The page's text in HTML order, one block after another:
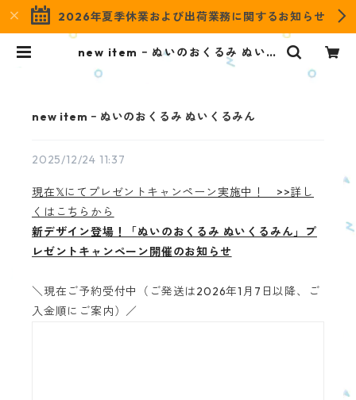
2026年夏季休業および出荷業務に関するお知らせ
new item ｰ ぬいのおくるみ ぬいく
るみん | OZaKKa（オザッカ） off
new item ｰ ぬいのおくるみ ぬいくるみん
2025/12/24 11:37
現在𝕏にてプレゼントキャンペーン実施中！ >>詳し
くはこちらから
新デザイン登場！「ぬいのおくるみ ぬいくるみん」プ
レゼントキャンペーン開催のお知らせ
＼現在ご予約受付中（ご発送は2026年1月7日以降、ご
入金順にご案内）／